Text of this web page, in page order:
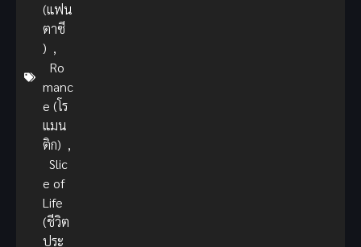
(แฟน
ตาซี
) ,
Ro
manc
e (โร
แมน
ติก) ,
Slic
e of
Life
(ชีวิต
ประ